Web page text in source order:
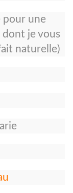
pour une
dont je vous
naturelle)